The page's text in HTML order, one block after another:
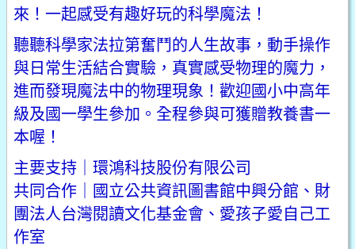
來！一起感受有趣好玩的科學魔法！
聽聽科學家法拉第奮鬥的人生故事，動手操作
與日常生活結合實驗，真實感受物理的魔力，
進而發現魔法中的物理現象！歡迎國小中高年
級及國一學生參加。全程參與可獲贈教養書一
本喔！
主要支持｜環鴻科技股份有限公司
共同合作｜國立公共資訊圖書館中興分館、財
團法人台灣閱讀文化基金會、愛孩子愛自己工
作室